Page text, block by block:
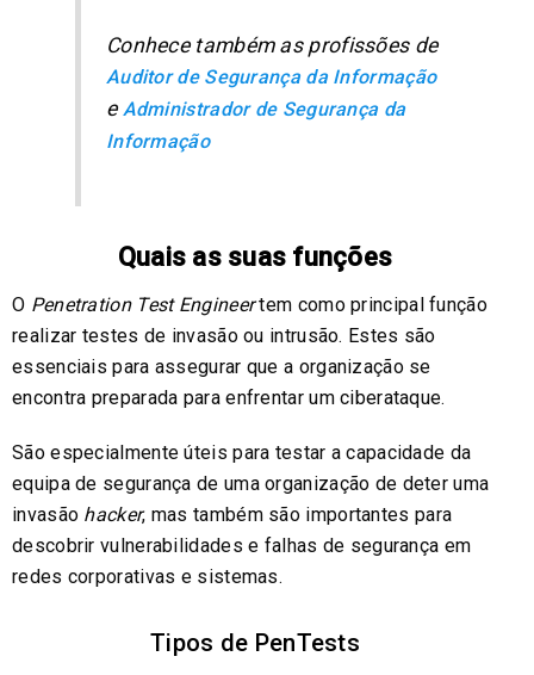
Conhece também as profissões de
Auditor de Segurança da Informação
e Administrador de Segurança da
Informação
Quais as suas funções
O Penetration Test Engineertem como principal função
realizar testes de invasão ou intrusão. Estes são
essenciais para assegurar que a organização se
encontra preparada para enfrentar um ciberataque.
São especialmente úteis para testar a capacidade da
equipa de segurança de uma organização de deter uma
invasão hacker, mas também são importantes para
descobrir vulnerabilidades e falhas de segurança em
redes corporativas e sistemas.
Tipos de PenTests